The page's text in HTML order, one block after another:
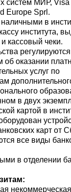
систем МИР, Visa
Europe Sprl.
в
института,
кассовый чеки.
регулируются
об оказании
услуг по
в двух
картой в
карт от
все виды
в отделении
некоммерческая